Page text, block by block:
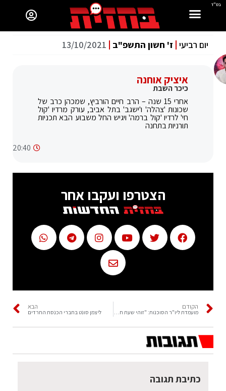
בס"ד
יום רביעי ז' חשון התשפ"ב 13/10/2021
איציק אוחנה
כיכר השבת
אחרי 15 שנה – הרב חיים הורביץ, שמכהן כרב של
שכונות 'צהלה' ו'ישגב' בתל אביב, עורק מרדיו 'קול
חי' לרדיו 'קול ברמה' ויגיש החל משבוע הבא תכניות
תורניות בתחנה
20:40
הצטרפו ועקבו אחר
הקודם הבא
ליצמן סונט בחברי הכנסת החרדים
כתיבת תגובה